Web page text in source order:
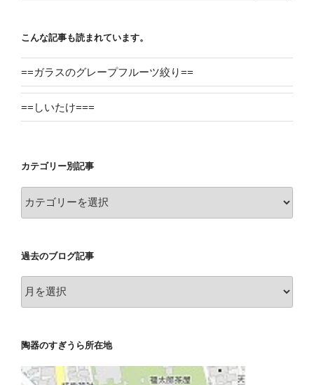
こんな記事も読まれています。
==ガラスのグレープフルーツ絞り==
==しいたけ===
カテゴリー別記事
テ
ー
別
記
過去のブログ記事
去
ロ
グ
陶器のすぎうら所在地